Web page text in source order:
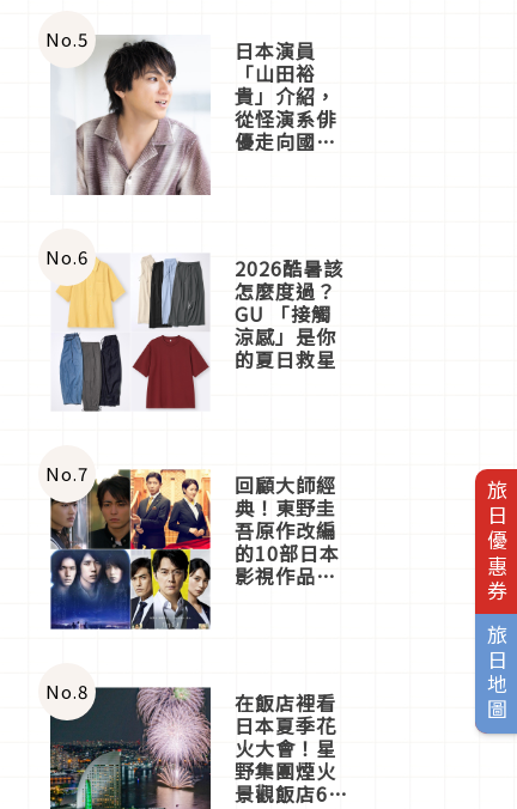
旅日優惠券
旅日地圖
No.5 日本演員
「山田裕
貴」介紹，
從怪演系俳
優走向國民
No.6 2026酷暑該
怎麼度過？
GU 「接觸
涼感」是你
的夏日救星
No.7 回顧大師經
典！東野圭
吾原作改編
的10部日本
影視作品推
No.8 在飯店裡看
日本夏季花
火大會！星
野集團煙火
景觀飯店6